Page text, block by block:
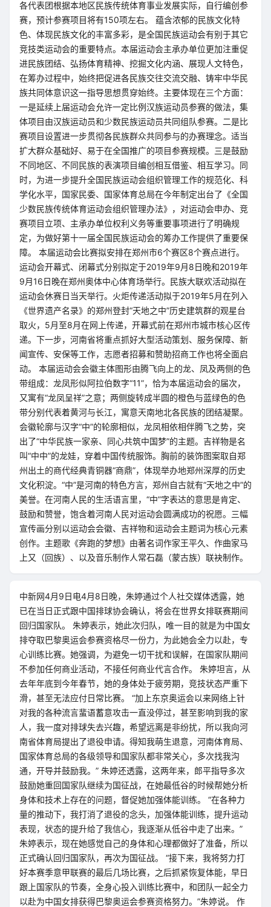
各代表团根据本地区民族传统体育事业发展实际，自行编创参
赛，预计参赛项目将有150项左右。 蕴含浓郁的民族文化特
色、体现民族文化的丰富多彩，是全国民族运动会有别于其它
竞技类运动会的重要特点。本届运动会主承办单位更加注重促
进民族团结、弘扬体育精神、挖掘文化内涵、展现人文特色，
在筹办过程中，始终把促进各民族交往交流交融、铸牢中华民
族共同体意识这一指导思想贯穿始终。主要体现在三个方面：
一是延续上届运动会允许一定比例汉族运动员参赛的做法，集
体项目由汉族运动员和少数民族运动员共同组队参赛。二是比
赛项目设置进一步贯彻各民族群众共同参与的办赛理念。适当
扩大群众基础好、易于在全国推广的项目参赛规模。三是鼓励
不同地区、不同民族的表演项目编创相互借鉴、相互学习。同
时，为进一步提升全国民族运动会组织管理工作的规范化、科
学化水平，国家民委、国家体育总局在今年制定出台了《全国
少数民族传统体育运动会组织管理办法》，对运动会申办、竞
赛项目立项、主承办单位权利义务等重要事项进行了明确规
定，为做好第十一届全国民族运动会的筹办工作提供了重要保
障。 本届运动会比赛拟安排在郑州市6个赛区8个赛点进行。
运动会开幕式、闭幕式分别拟定于2019年9月8日晚和2019年
9月16日晚在郑州奥体中心体育场举行。民族大联欢活动拟在
运动会休赛日当天举行。火炬传递活动拟于2019年5月在列入
《世界遗产名录》的郑州登封“天地之中”历史建筑群的观星台
取火，5月至8月在网上传递，开幕式前在郑州市城市核心区传
递。下一步，河南省将重点抓好大型活动策划、服务保障、新
闻宣传、安保等工作，志愿者招募和赞助招商工作也将全面启
动。 本届运动会会徽主体图形由腾飞向上的龙、凤及两侧的色
带组成：龙凤形似阿拉伯数字“11”，恰为本届运动会的届次，
又寓有“龙凤呈祥”之意；两侧旋转成半圆的橙色与蓝绿色的色
带分别代表着黄河与长江，寓意天南地北各民族的团结凝聚。
会徽轮廓与汉字“中”的轮廓相似，龙凤相依相伴腾飞之势，突
出了“中华民族一家亲、同心共筑中国梦”的主题。吉祥物是名
叫“中中”的龙娃，穿着中国传统服饰。胸前的装饰图案取自郑
州出土的商代经典青铜器“商鼎”，体现举办地郑州深厚的历史
文化积淀。“中”是河南的特色方言，郑州自古就有“天地之中”的
美誉。在河南人民的生活语言里，“中”字表达的意思是肯定、
鼓励和赞誉，饱含着河南人民对运动会圆满成功的祝愿。三幅
宣传画分别以运动会会徽、吉祥物和运动会主题词为核心元素
创作。主题歌《奔跑的梦想》由著名词作家王平久、作曲家马
上又（回族）、以及音乐制作人常石磊（蒙古族）联袂制作。
中新网4月9日电4月8日晚，朱婷通过个人社交媒体透露，她
已在当日正式跟中国排球协会确认，将会在世界女排联赛期间
回归国家队。 朱婷表示，她此次归队，唯一目的就是为中国女
排夺取巴黎奥运会参赛资格尽一份力，为此她会全力以赴，专
心训练比赛。她强调，为避免一切干扰和误解，在国家队期间
不参加任何商业活动，不接任何商业代言合作。 朱婷坦言，从
去年年底到今年春节，她的身体处于疲劳期，竞技状态严重下
滑，甚至无法应付日常比赛。 “加上东京奥运会以来网络上针
对我的各种流言蜚语蓄意攻击一直没停过，甚至影响到我的家
人，我一度对排球失去兴趣，希望远离是非纷扰，所以我向河
南省体育局提出了退役申请。得知我萌生退意，河南体育局、
国家体育总局的各级领导和国家队都非常关心，多次找我沟
通，开导并鼓励我。” 朱婷还透露，这两年来，郎平指导多次
鼓励她重回国家队继续为国征战，在她最低谷的时候帮她分析
身体和技术上存在的问题，督促她加强体能训练。 “在各种力
量的推动下，我打消了退役的念头，加强体能训练，提升运动
表现，状态的提升给了我信心，我逐渐从低谷中走了出来。”
朱婷表示，现在她感觉自己的身体和心理都做好了准备，所以
正式确认回归国家队，再次为国征战。 “接下来，我将努力打
好本赛季意甲联赛的最后几场比赛，之后抓紧恢复体能，早日
跟上国家队的节奏，全身心投入训练比赛中，和团队一起全力
以赴为中国女排获得巴黎奥运会参赛资格努力。”朱婷说。 作